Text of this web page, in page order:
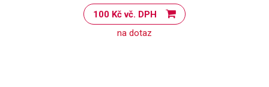
100 Kč vč. DPH
na dotaz